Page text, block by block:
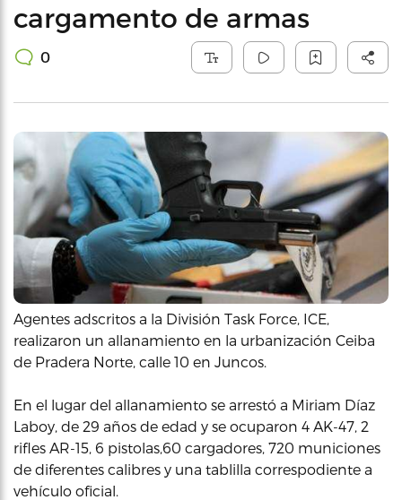
cargamento de armas
0
Agentes adscritos a la División Task Force, ICE,
realizaron un allanamiento en la urbanización Ceiba
de Pradera Norte, calle 10 en Juncos.
En el lugar del allanamiento se arrestó a Miriam Díaz
Laboy, de 29 años de edad y se ocuparon 4 AK-47, 2
rifles AR-15, 6 pistolas,60 cargadores, 720 municiones
de diferentes calibres y una tablilla correspodiente a
vehículo oficial.